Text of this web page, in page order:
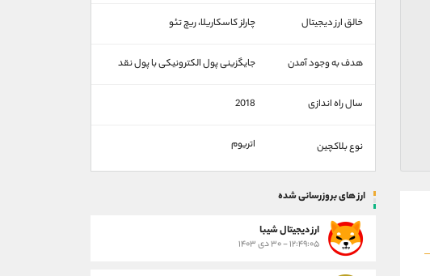
خالق ارز دیجیتال چارلز کاسکاریلا، ریچ تئو
هدف به وجود آمدن جایگزینی پول الکترونیکی با پول نقد
سال راه اندازی 2018
نوع بلاکچین اتریوم
ارز های بروزرسانی شده
ارز ديجيتال شیبا
۱۲:۴۹:۰۵ - ۳۰ دی ۱۴۰۳